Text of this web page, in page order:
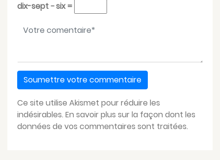
dix-sept − six =
Votre message*
Ce site utilise Akismet pour réduire les
indésirables. En savoir plus sur la façon dont les
données de vos commentaires sont traitées.